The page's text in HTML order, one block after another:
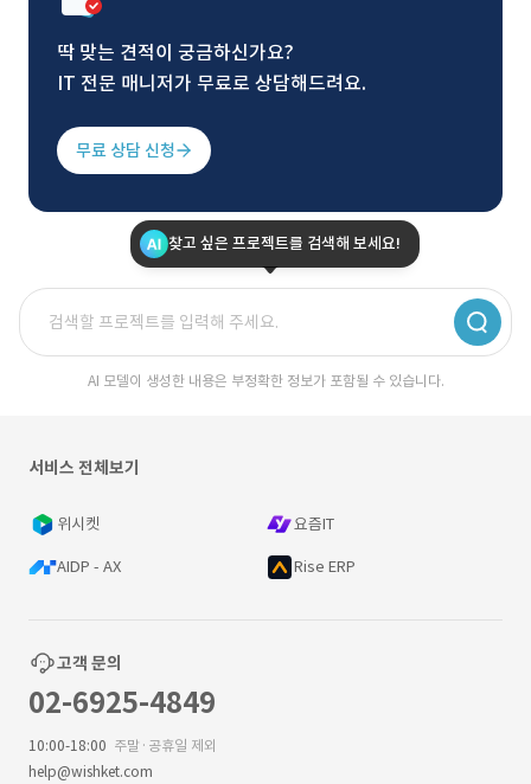
딱 맞는 견적이 궁금하신가요?
IT 전문 매니저가 무료로 상담해드려요.
무료 상담 신청
찾고 싶은 프로젝트를 검색해 보세요!
AI 모델이 생성한 내용은 부정확한 정보가 포함될 수 있습니다.
서비스 전체보기
위시켓 요즘IT
AIDP - AX Rise ERP
고객 문의
02-6925-4849
10:00-18:00 주말·공휴일 제외
help@wishket.com